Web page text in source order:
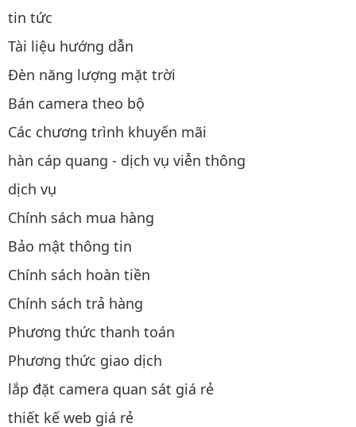
tin tức
Tài liệu hướng dẫn
Đèn năng lượng mặt trời
Bán camera theo bộ
Các chương trình khuyến mãi
hàn cáp quang - dịch vụ viễn thông
dịch vụ
Chính sách mua hàng
Bảo mật thông tin
Chính sách hoàn tiền
Chính sách trả hàng
Phương thức thanh toán
Phương thức giao dịch
lắp đặt camera quan sát giá rẻ
thiết kế web giá rẻ